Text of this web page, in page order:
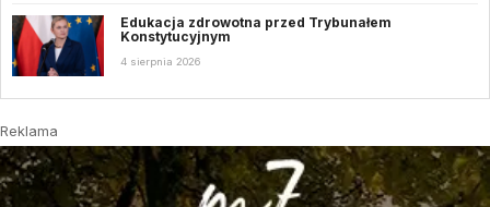
Edukacja zdrowotna przed Trybunałem
Konstytucyjnym
4 sierpnia 2026
Reklama